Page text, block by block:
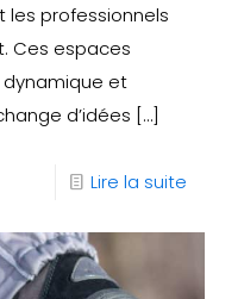
les professionnels
Ces espaces
et
d’idées […]
Lire la suite